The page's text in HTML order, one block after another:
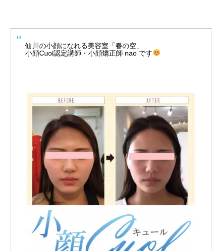
仙川の小顔になれる美容室「春の空」
小顔Cuol認定講師・小顔矯正師 nao です